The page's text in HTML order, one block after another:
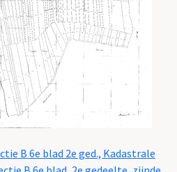
B 6e blad 2e ged., Kadastrale